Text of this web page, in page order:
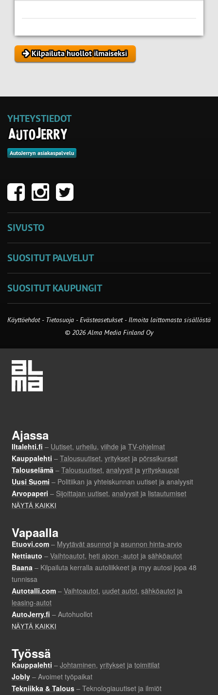
Kilpailuta huollot ilmaiseksi
YHTEYSTIEDOT
AutoJerryn asiakaspalvelu
SIVUSTO
SUOSITUT PALVELUT
SUOSITUT KAUPUNGIT
Käyttöehdot - Tietosuoja -Evästeasetukset- Ilmoita laittomasta sisällöstä
© 2026 Alma Media Finland Oy